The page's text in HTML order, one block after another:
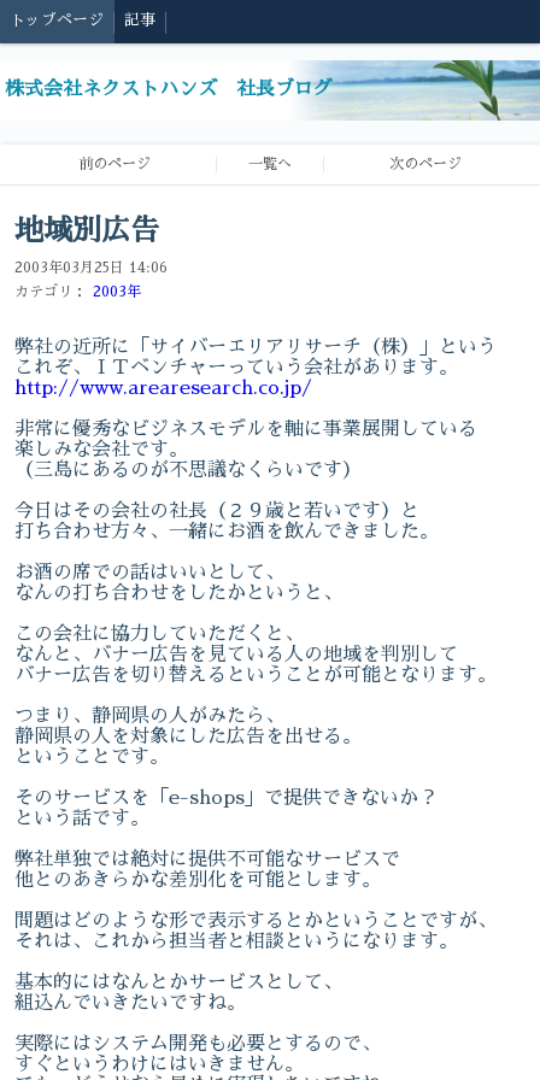
トップページ 記事
株式会社ネクストハンズ 社長ブログ
前のページ 一覧へ 次のページ
地域別広告
2003年03月25日 14:06
カテゴリ：
2003年
弊社の近所に「サイバーエリアリサーチ（株）」という
これぞ、ＩＴベンチャーっていう会社があります。
http://www.arearesearch.co.jp/
非常に優秀なビジネスモデルを軸に事業展開している
楽しみな会社です。
（三島にあるのが不思議なくらいです）
今日はその会社の社長（２９歳と若いです）と
打ち合わせ方々、一緒にお酒を飲んできました。
お酒の席での話はいいとして、
なんの打ち合わせをしたかというと、
この会社に協力していただくと、
なんと、バナー広告を見ている人の地域を判別して
バナー広告を切り替えるということが可能となります。
つまり、静岡県の人がみたら、
静岡県の人を対象にした広告を出せる。
ということです。
そのサービスを「e-shops」で提供できないか？
という話です。
弊社単独では絶対に提供不可能なサービスで
他とのあきらかな差別化を可能とします。
問題はどのような形で表示するとかということですが、
それは、これから担当者と相談というになります。
基本的にはなんとかサービスとして、
組込んでいきたいですね。
実際にはシステム開発も必要とするので、
すぐというわけにはいきません。